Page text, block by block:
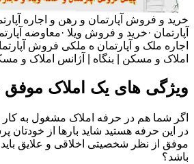
خرید و فروش آپارتمان و رهن و اجاره
آپارتمان ·خرید و فروش ویلا ·معاوضه
اجاره ملک و آپارتمان ه ملکی فروش
املاک و مسکن | بنگاه | آژانس املاک و
ویژگی های یک املاک
اگر شما هم در حرفه املاک مشغول به کار
در این حرفه هستید شاید بارها از خودتان
موفق از نظر شخصیتی اخلاقی و علایق
باشد؟